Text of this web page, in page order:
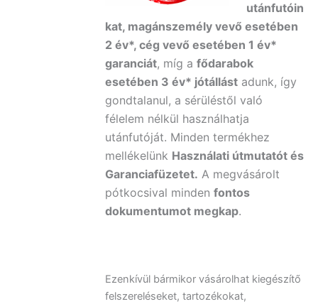
utánfutóin
kat, magánszemély vevő esetében
2 év*, cég vevő esetében 1 év*
garanciát, míg a fődarabok
esetében 3 év* jótállástadunk, így
gondtalanul, a sérüléstől való
félelem nélkül használhatja
utánfutóját. Minden termékhez
mellékelünk Használati útmutatót és
Garanciafüzetet. A megvásárolt
pótkocsival minden fontos
dokumentumot megkap.
Ezenkívül bármikor vásárolhat kiegészítő
felszereléseket, tartozékokat,